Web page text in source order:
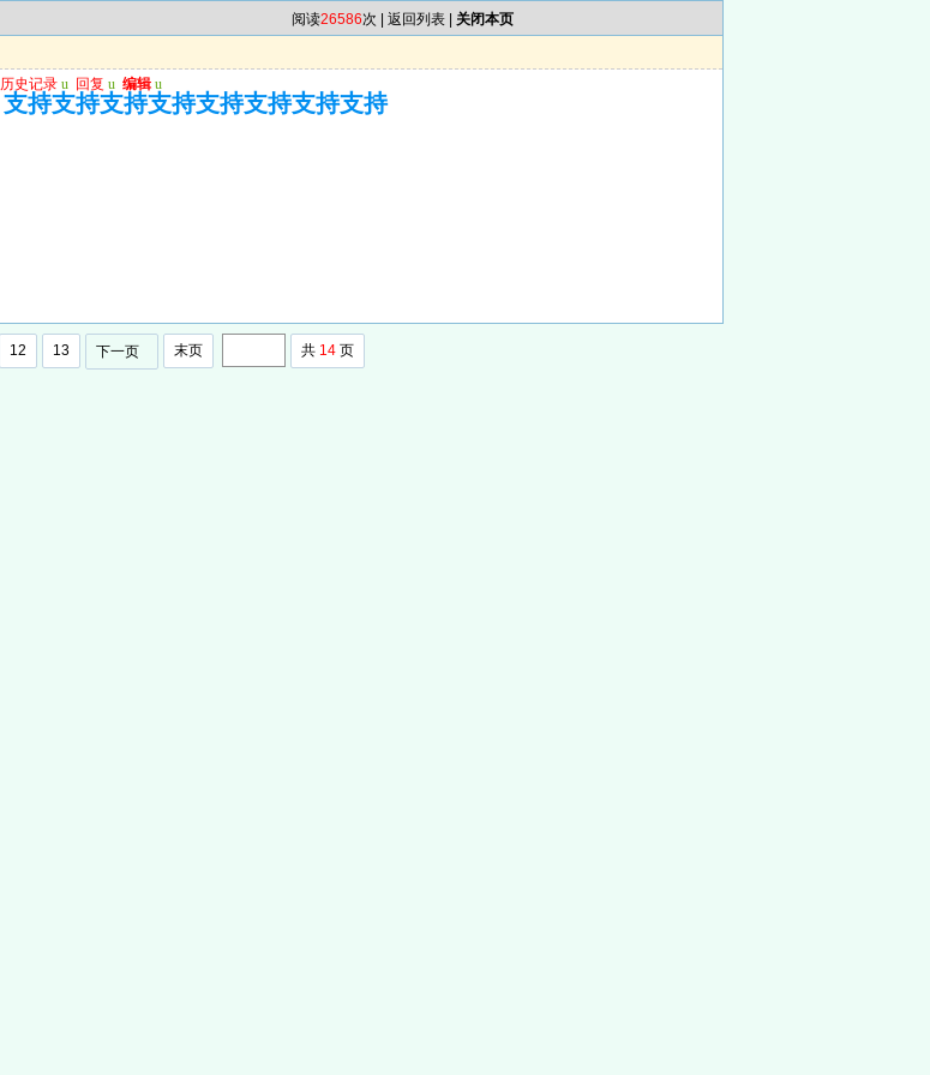
阅读26586次 | 返回列表 关闭本页
历史记录 u 回复 u 编辑 u
支持支持支持支持支持支持支持支持
12 13 下一页 末页 共 14 页